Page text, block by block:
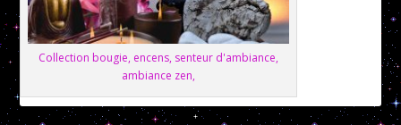
Collection bougie, encens, senteur d'ambiance,
ambiance zen,